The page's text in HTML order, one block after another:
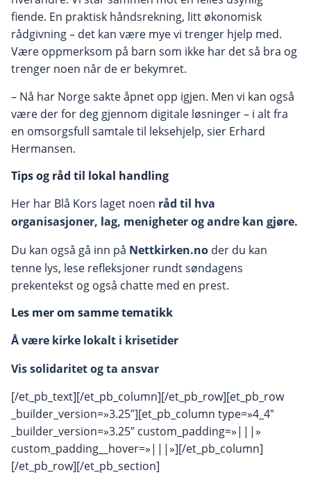
fiende. En praktisk håndsrekning, litt økonomisk
rådgivning – det kan være mye vi trenger hjelp med.
Være oppmerksom på barn som ikke har det så bra og
trenger noen når de er bekymret.
– Nå har Norge sakte åpnet opp igjen. Men vi kan også
være der for deg gjennom digitale løsninger – i alt fra
en omsorgsfull samtale til leksehjelp, sier Erhard
Hermansen.
Tips og råd til lokal handling
Her har Blå Kors laget noen råd til hva
organisasjoner, lag, menigheter og andre kan gjøre.
Du kan også gå inn på Nettkirken.no der du kan
tenne lys, lese refleksjoner rundt søndagens
prekentekst og også chatte med en prest.
Les mer om samme tematikk
Å være kirke lokalt i krisetider
Vis solidaritet og ta ansvar
[/et_pb_text][/et_pb_column][/et_pb_row][et_pb_row
_builder_version=»3.25″][et_pb_column type=»4_4″
_builder_version=»3.25″ custom_padding=»|||»
custom_padding__hover=»|||»][/et_pb_column]
[/et_pb_row][/et_pb_section]